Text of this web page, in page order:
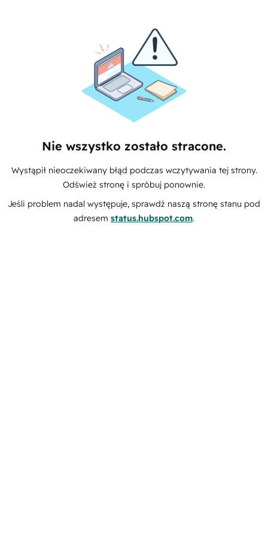
Nie wszystko zostało stracone.
Wystąpił nieoczekiwany błąd podczas wczytywania tej strony.
Odśwież stronę i spróbuj ponownie.
Jeśli problem nadal występuje, sprawdź naszą stronę stanu pod
adresem status.hubspot.com.